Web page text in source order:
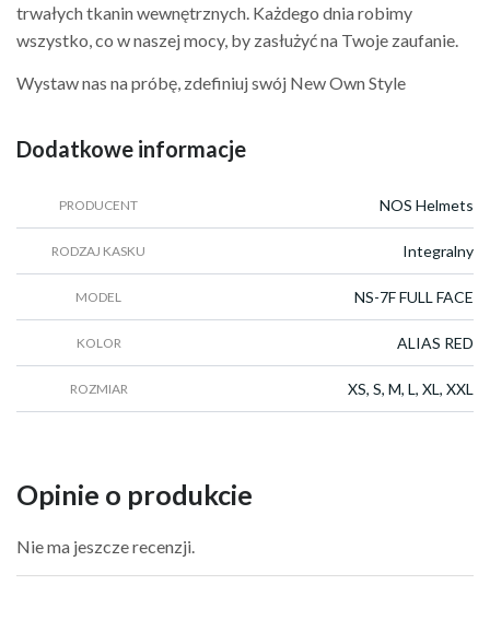
trwałych tkanin wewnętrznych. Każdego dnia robimy
wszystko, co w naszej mocy, by zasłużyć na Twoje zaufanie.
Wystaw nas na próbę, zdefiniuj swój New Own Style
Dodatkowe informacje
PRODUCENT NOS Helmets
RODZAJ KASKU Integralny
MODEL NS-7F FULL FACE
KOLOR ALIAS RED
ROZMIAR XS, S, M, L, XL, XXL
Opinie o produkcie
Nie ma jeszcze recenzji.